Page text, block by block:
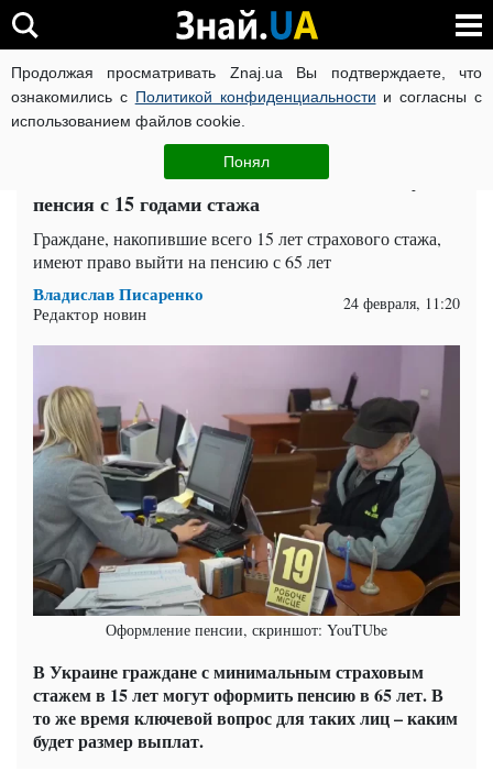
Продолжая просматривать Znaj.ua Вы подтверждаете, что
ознакомились с Политикой конфиденциальности и согласны с
использованием файлов cookie.
Понял
ВОЙНА РОССИИ ПРОТИВ УКРАИНЫ КОРОНАВИРУС В
Общество ЧИТАТИ УКРАЇНСЬКОЮ
Есть ли смысл вкалывать 40 лет: какой будет
пенсия с 15 годами стажа
Граждане, накопившие всего 15 лет страхового стажа,
имеют право выйти на пенсию с 65 лет
Владислав Писаренко
Редактор новин 24 февраля, 11:20
Оформление пенсии, скриншот: YouTUbe
В Украине граждане с минимальным страховым
стажем в 15 лет могут оформить пенсию в 65 лет. В
то же время ключевой вопрос для таких лиц – каким
будет размер выплат.